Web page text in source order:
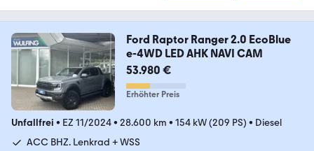
Ford Raptor Ranger 2.0 EcoBlue
e-4WD LED AHK NAVI CAM
53.980 €
Erhöhter Preis
Unfallfrei • EZ 11/2024• 28.600 km • 154 kW (209 PS) • Diesel
ACC BHZ. Lenkrad + WSS